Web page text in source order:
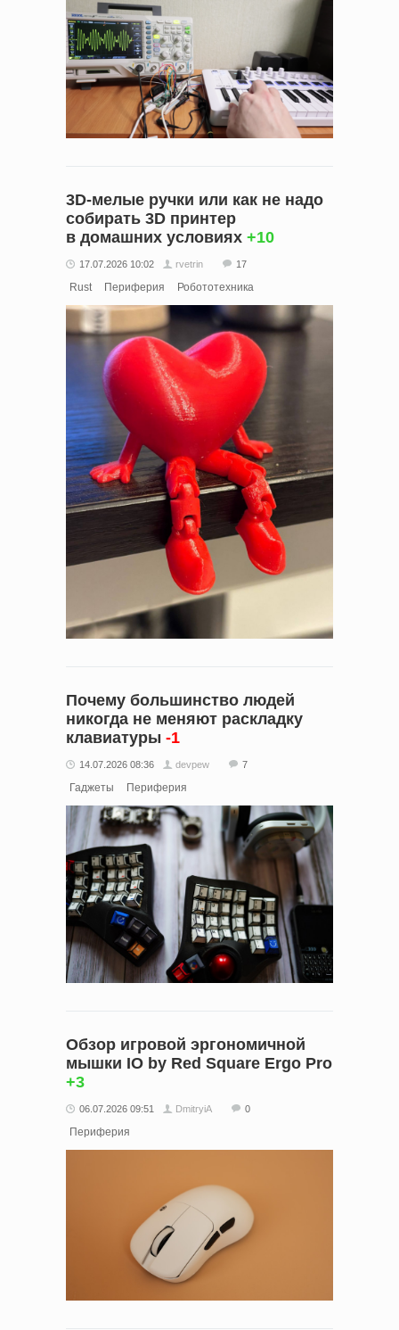
3D‑мелые ручки или как не надо
собирать 3D принтер
в домашних условиях +10
17.07.2026 10:02 rvetrin 17
Rust Периферия Робототехника
Почему большинство людей
никогда не меняют раскладку
клавиатуры -1
14.07.2026 08:36 devpew 7
Гаджеты Периферия
Обзор игровой эргономичной
мышки IO by Red Square Ergo Pro
+3
06.07.2026 09:51 DmitryiA 0
Периферия